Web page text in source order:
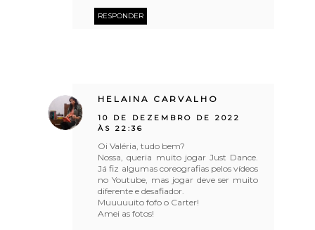
RESPONDER
HELAINA CARVALHO
10 DE DEZEMBRO DE 2022
ÀS 22:36
Oi Valéria, tudo bem?
Nossa, queria muito jogar Just Dance.
Já fiz algumas coreografias pelos vídeos
no Youtube, mas jogar deve ser muito
diferente e desafiador.
Muuuuuito fofo o Carter!
Amei as fotos!